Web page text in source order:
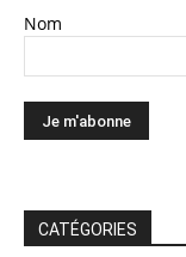
Nom
CATÉGORIES